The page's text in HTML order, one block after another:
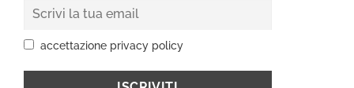
accettazione privacy policy